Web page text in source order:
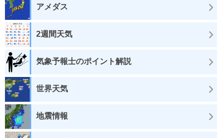
アメダス
2週間天気
気象予報士のポイント解説
世界天気
地震情報